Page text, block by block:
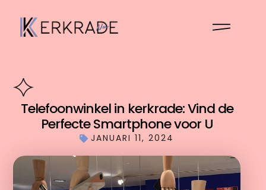
Telefoonwinkel in kerkrade: Vind de
Perfecte Smartphone voor U
JANUARI 11, 2024